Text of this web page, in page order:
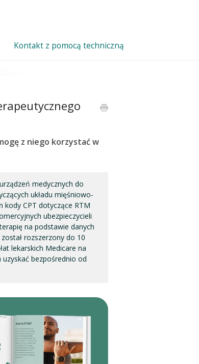
Kontakt z pomocą techniczną
z niego korzystać w
medycznych do
układu mięśniowo-
CPT dotyczące RTM
ubezpieczycieli
na podstawie danych
rozszerzony do 10
lekarskich Medicare na
bezpośrednio od